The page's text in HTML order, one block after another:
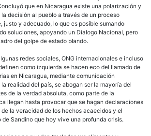
que en Nicaragua existe una polarización y
decisión al pueblo a través de un proceso
justo y adecuado, lo que es posible sumando
soluciones, apoyando un Dialogo Nacional, pero
del golpe de estado blando.
redes sociales, ONG internacionales e incluso
como izquierda se hacen eco del llamado de
en Nicaragua, mediante comunicación
realidad del país, se abogan ser la mayoría del
de la verdad absoluta, como parte de la
llegan hasta provocar que se hagan declaraciones
la veracidad de los hechos acaecidos y el
Sandino que hoy vive una profunda crisis.